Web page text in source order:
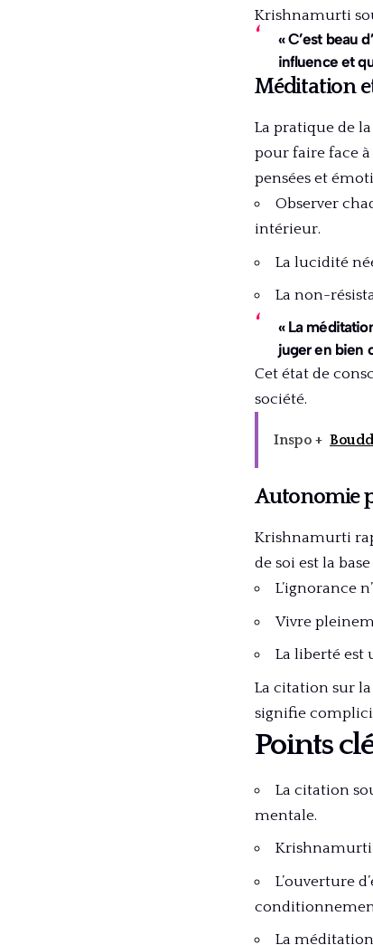
Krishnamurti
« C’est beau
influence et
Méditation
La pratique de
pour faire face
pensées et
Observer
intérieur.
La lucidité
La non-
« La
juger en bien
Cet état de
société.
Inspo +
Autonomie
Krishnamurti
de soi est la
L’ignorance
Vivre
La liberté est
La citation sur
signifie
Points
La citation
mentale.
Krishnamurti
L’ouverture
La